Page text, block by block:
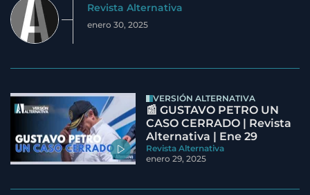
Revista Alternativa
enero 30, 2025
VERSIÓN ALTERNATIVA
📰 GUSTAVO PETRO UN
CASO CERRADO | Revista
Alternativa | Ene 29
Revista Alternativa
enero 29, 2025